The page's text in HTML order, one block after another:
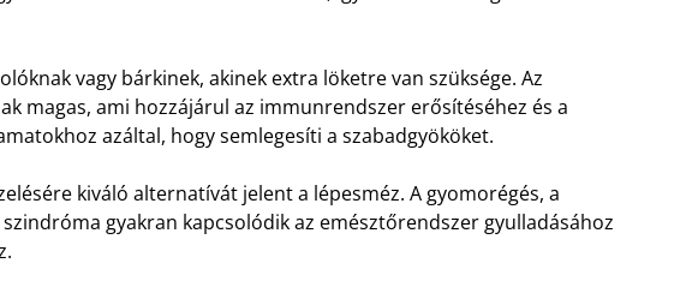
vagy bárkinek, akinek extra löketre van szüksége. Az
magas, ami hozzájárul az immunrendszer erősítéséhez és a
azáltal, hogy semlegesíti a szabadgyököket.
kiváló alternatívát jelent a lépesméz. A gyomorégés, a
gyakran kapcsolódik az emésztőrendszer gyulladásához